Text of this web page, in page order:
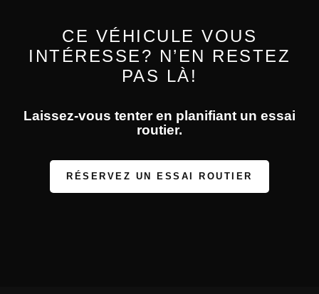
CE VÉHICULE VOUS
INTÉRESSE? N’EN RESTEZ
PAS LÀ!
Laissez-vous tenter en planifiant un essai
routier.
RÉSERVEZ UN ESSAI ROUTIER